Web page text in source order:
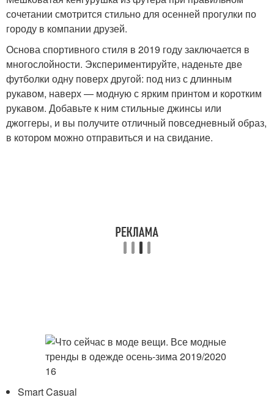
сочетании смотрится стильно для осенней прогулки по
городу в компании друзей.
Основа спортивного стиля в 2019 году заключается в
многослойности. Экспериментируйте, наденьте две
футболки одну поверх другой: под низ с длинным
рукавом, наверх — модную с ярким принтом и коротким
рукавом. Добавьте к ним стильные джинсы или
джоггеры, и вы получите отличный повседневный образ,
в котором можно отправиться и на свидание.
Smart Casual